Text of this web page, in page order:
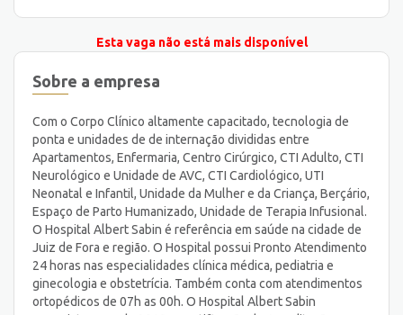
Esta vaga não está mais disponível
Sobre a empresa
Com o Corpo Clínico altamente capacitado, tecnologia de
ponta e unidades de de internação divididas entre
Apartamentos, Enfermaria, Centro Cirúrgico, CTI Adulto, CTI
Neurológico e Unidade de AVC, CTI Cardiológico, UTI
Neonatal e Infantil, Unidade da Mulher e da Criança, Berçário,
Espaço de Parto Humanizado, Unidade de Terapia Infusional.
O Hospital Albert Sabin é referência em saúde na cidade de
Juiz de Fora e região. O Hospital possui Pronto Atendimento
24 horas nas especialidades clínica médica, pediatria e
ginecologia e obstetrícia. Também conta com atendimentos
ortopédicos de 07h as 00h. O Hospital Albert Sabin